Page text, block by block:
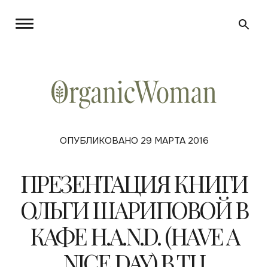
ОПУБЛИКОВАНО 29 МАРТА 2016
ПРЕЗЕНТАЦИЯ КНИГИ
ОЛЬГИ ШАРИПОВОЙ В
КАФЕ H.A.N.D. (HAVE A